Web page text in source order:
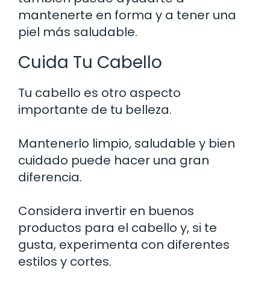
mantenerte en forma y a tener una
piel más saludable.
Cuida Tu Cabello
Tu cabello es otro aspecto
importante de tu belleza.
Mantenerlo limpio, saludable y bien
cuidado puede hacer una gran
diferencia.
Considera invertir en buenos
productos para el cabello y, si te
gusta, experimenta con diferentes
estilos y cortes.